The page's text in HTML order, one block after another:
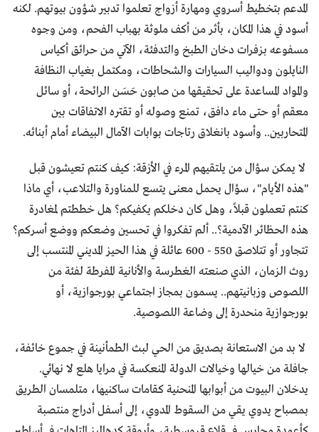
المدعم بتخطيط أسروي ومهارة أزواج تعلموا تدبير شؤون بيوتهم. لكنه
أسود في هذا المكان، بأثر من أكف ملوثة بهباب الفحم، ومن وجوه
مسفوعه بزفرات دخان الطبخ والتدفئة، الآتي من حرائق أكياس
النايلون ودواليب السيارات والشحاطات، ومكتمل بغياب النظافة
والمواد المساعدة على تحقيقها من صابون حَسَن الرائحة، أو سائل
معقم أو حتى ماء دافق، تمنع وصوله أو تقتره الاتفاقات بين
المتحاربين.. وأسود بانغلاق رتاجات بوابات الآمال البيضاء أمام أبنائه.
لا يمكن سؤال من يلتقيهم المرء في الأزقة: كيف كنتم تعيشون قبل
"هذه الأيام"، سؤال يحمل معنى يتسع للمناورة والتلاعب، أي ماذا
كنتم تعملون قبلاً، وهل كان دخلكم يكفيكم؟ هل خططتم لمغادرة
هذه الحظائر الآدمية؟.. ألم تفكروا في تحسين وضعكم ووضع أسركم؟
تتجاور أو تتلاصق 550 - 600 عائلة في هذا الحيز المديني المنتسب إلى
روث الزمان، الذي صنعته الغطرسة والأنانية المفرطة لفئة من
اللصوص وزبانيتهم.. يسمون بمجاز اجتماعي بورجوازية، أو
بورجوازية منحدرة إلى وضاعة اللصوصية.
لا بد من الاستعانة بصديق من الحي لبث الطمأنينة في جموع خائفة،
جافلة من خيالها وخيالات الدولة المنعكسة في مرايا هلع لا نهائي.
يدخلان البيوت من أبوابها المنحنية كقامات ساكنيها، متلمسان الطريق
بمصباح يدوي يقي من السقوط المدوي، إلى أسفل أدراج منتصبة